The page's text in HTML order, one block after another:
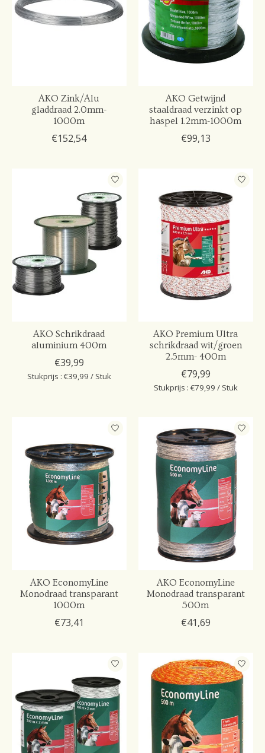
AKO Zink/Alu
gladdraad 2.0mm-
1000m
€152,54
AKO Getwijnd
staaldraad verzinkt op
haspel 1.2mm-1000m
€99,13
AKO Schrikdraad
aluminium 400m
€39,99
Stukprijs : €39,99 / Stuk
AKO Premium Ultra
schrikdraad wit/groen
2.5mm- 400m
€79,99
Stukprijs : €79,99 / Stuk
AKO EconomyLine
Monodraad transparant
1000m
€73,41
AKO EconomyLine
Monodraad transparant
500m
€41,69